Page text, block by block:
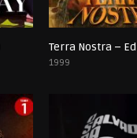
1999